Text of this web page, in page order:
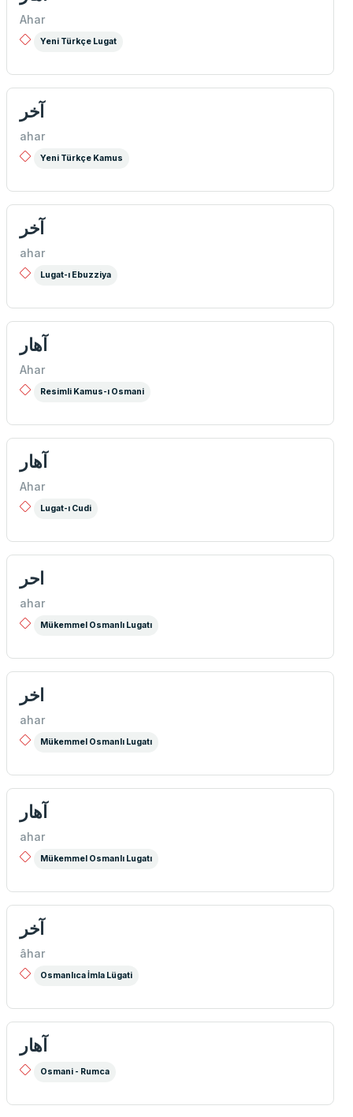
Ahar
Yeni Türkçe Lugat
آخر
ahar
Yeni Türkçe Kamus
آخر
ahar
Lugat-ı Ebuzziya
آهار
Ahar
Resimli Kamus-ı Osmani
آهار
Ahar
Lugat-ı Cudi
احر
ahar
Mükemmel Osmanlı Lugatı
اخر
ahar
Mükemmel Osmanlı Lugatı
آهار
ahar
Mükemmel Osmanlı Lugatı
آخر
âhar
Osmanlıca İmla Lügati
آهار
Osmani - Rumca